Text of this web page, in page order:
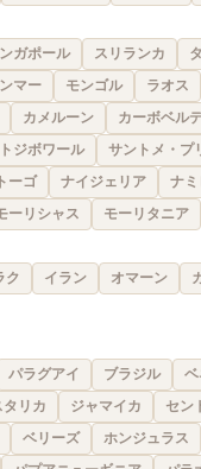
ガポール スリランカ
マー モンゴル ラオス
カメルーン カーボベル
ジボワール サントメ・プ
トーゴ ナイジェリア ナ
ーリシャス モーリタニア
ク イラン オマーン
パラグアイ ブラジル ベ
タリカ ジャマイカ セン
ベリーズ
ホンジュラス